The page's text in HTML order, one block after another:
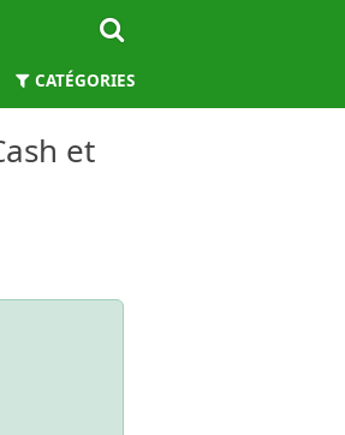
CATÉGORIES
et